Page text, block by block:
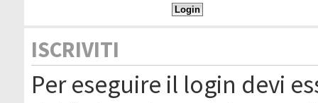
ISCRIVITI
Per eseguire il login devi